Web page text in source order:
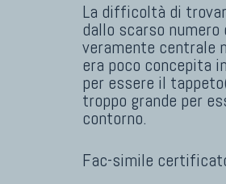
La difficoltà di
dallo scarso
veramente centrale
era poco concepita
per essere il
troppo grande per
contorno.
Fac-simile